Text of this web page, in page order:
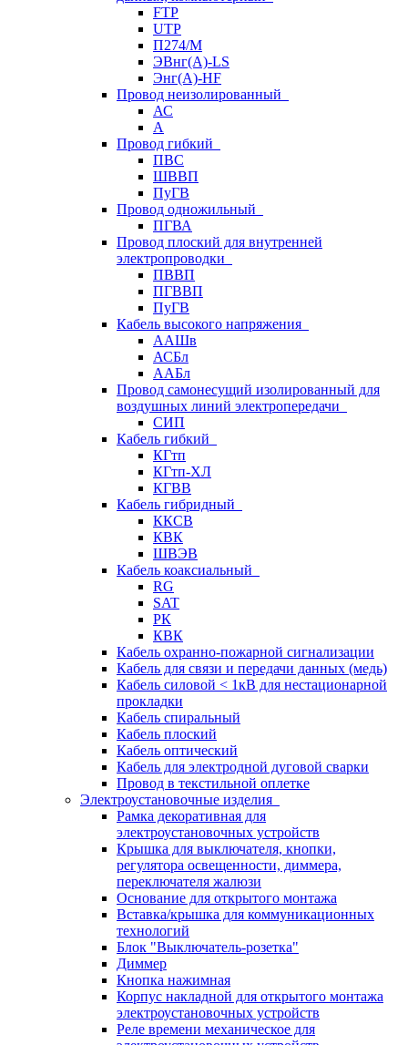
FTP
UTP
П274/М
ЭВнг(А)-LS
Энг(А)-HF
Провод неизолированный
АС
А
Провод гибкий
ПВС
ШВВП
ПуГВ
Провод одножильный
ПГВА
Провод плоский для внутренней
электропроводки
ПВВП
ПГВВП
ПуГВ
Кабель высокого напряжения
ААШв
АСБл
ААБл
Провод самонесущий изолированный для
воздушных линий электропередачи
СИП
Кабель гибкий
КГтп
КГтп-ХЛ
КГВВ
Кабель гибридный
ККСВ
КВК
ШВЭВ
Кабель коаксиальный
RG
SAT
РК
КВК
Кабель охранно-пожарной сигнализации
Кабель для связи и передачи данных (медь)
Кабель силовой < 1кВ для нестационарной
прокладки
Кабель спиральный
Кабель плоский
Кабель оптический
Кабель для электродной дуговой сварки
Провод в текстильной оплетке
Электроустановочные изделия
Рамка декоративная для
электроустановочных устройств
Крышка для выключателя, кнопки,
регулятора освещенности, диммера,
переключателя жалюзи
Основание для открытого монтажа
Вставка/крышка для коммуникационных
технологий
Блок "Выключатель-розетка"
Диммер
Кнопка нажимная
Корпус накладной для открытого монтажа
электроустановочных устройств
Реле времени механическое для